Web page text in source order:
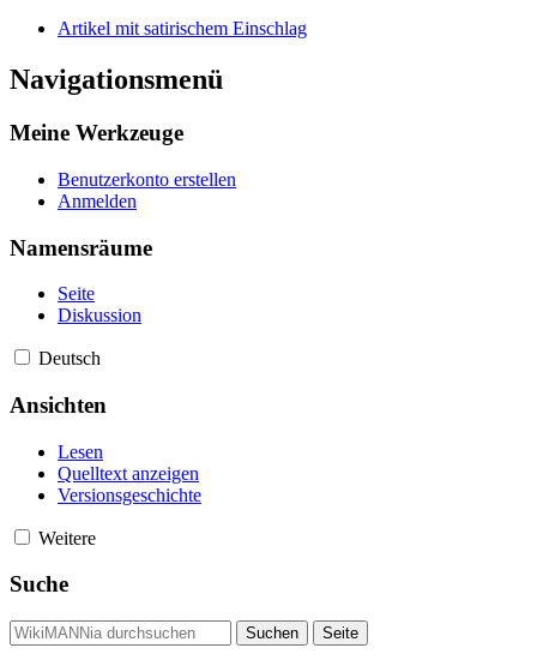
Artikel mit satirischem Einschlag
Navigationsmenü
Meine Werkzeuge
Benutzerkonto erstellen
Anmelden
Namensräume
Seite
Diskussion
Deutsch
Ansichten
Lesen
Quelltext anzeigen
Versionsgeschichte
Weitere
Suche